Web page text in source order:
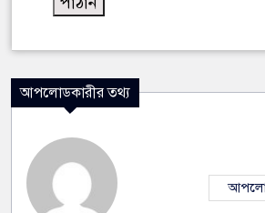
আপলোডকারীর তথ্য